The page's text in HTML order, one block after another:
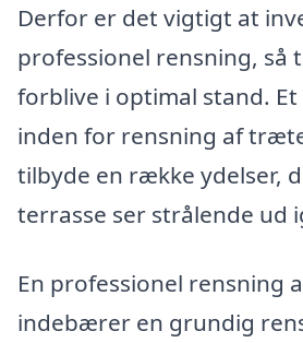
Derfor er det vigtigt at
professionel rensning, så
forblive i optimal stand.
inden for rensning af
tilbyde en række ydelser,
terrasse ser strålende ud
En professionel rensning
indebærer en grundig